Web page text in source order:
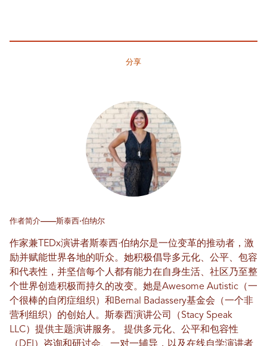
分享
作者简介——斯泰西·伯纳尔
作家兼TEDx演讲者斯泰西·伯纳尔是一位变革的推动者，激
励并赋能世界各地的听众。她积极倡导多元化、公平、包容
和代表性，并坚信每个人都有能力在自身生活、社区乃至整
个世界创造积极而持久的改变。她是Awesome Autistic（一
个很棒的自闭症组织）和Bernal Badassery基金会（一个非
营利组织）的创始人。斯泰西演讲公司（Stacy Speak
LLC）提供主题演讲服务。
提供多元化、公平和包容性